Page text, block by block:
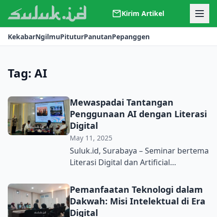
Kirim Artikel
Kerjasama
Kontak
KekabarNgilmuPituturPanutanPepanggen
Tag: AI
Mewaspadai Tantangan
Penggunaan AI dengan Literasi
Digital
May 11, 2025
Suluk.id, Surabaya – Seminar bertema
Literasi Digital dan Artificial
Bisri Syansuri, Sabtu (10/5) Kantor
PWNU Jawa Timur. Acara digelar
Lembaga Ta’lif wan Nasyr (LTN) PWNU
Pemanfaatan Teknologi dalam
Dakwah: Misi Intelektual di Era
Digital